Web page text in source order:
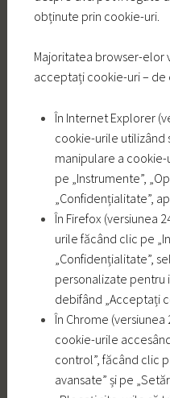
obținute prin cookie-uri.
Majoritatea browser-elor
acceptați cookie-uri – de
În Internet Explorer
cookie-urile utilizând
manipulare a
pe „Instrumente”,
„Confidențialitate”,
În Firefox (versiunea
urile făcând clic pe
„Confidențialitate”,
personalizate pentru
debifând „Acceptați
În Chrome
cookie-urile
control”, făcând clic
avansate” și pe